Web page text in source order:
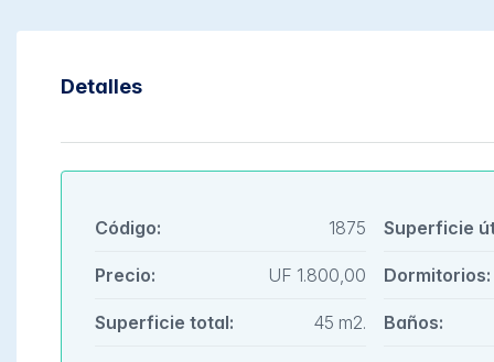
Detalles
Código: 1875
Precio: UF 1.800,00
Superficie total: 45 m2.
Superficie
Dormitorios:
Baños: